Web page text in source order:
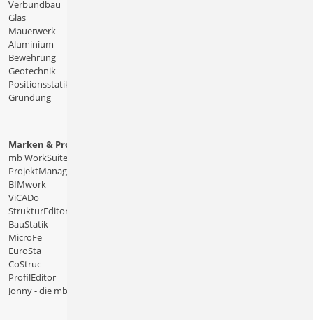
Verbundbau
Glas
Mauerwerk
Aluminium
Bewehrung
Geotechnik
Positionsstatik
Gründung
Marken & Produkte
mb WorkSuite
ProjektManager
BIMwork
ViCADo
StrukturEditor
BauStatik
MicroFe
EuroSta
CoStruc
ProfilEditor
Jonny - die mb-App